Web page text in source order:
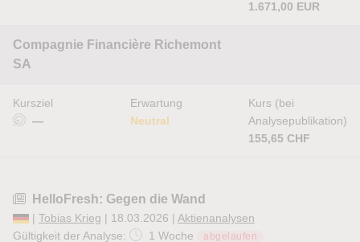
1.671,00 EUR
Compagnie Financière Richemont
SA
Kursziel
—
Erwartung
Neutral
Kurs (bei
Analysepublikation)
155,65 CHF
HelloFresh: Gegen die Wand
| Tobias Krieg | 18.03.2026 | Aktienanalysen
Gültigkeit der Analyse:
1 Woche abgelaufen